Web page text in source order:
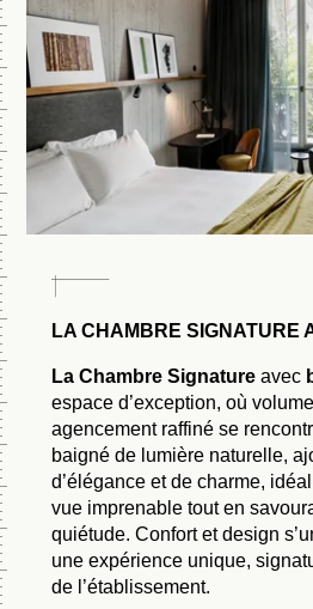
LA CHAMBRE SIGNATURE
La Chambre Signature avec
espace d’exception, où
agencement raffiné se
baigné de lumière naturelle,
d’élégance et de charme,
vue imprenable tout en
quiétude. Confort et design
une expérience unique,
de l’établissement.